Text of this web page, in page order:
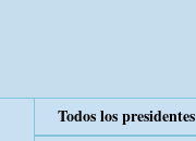
Todos los presidentes